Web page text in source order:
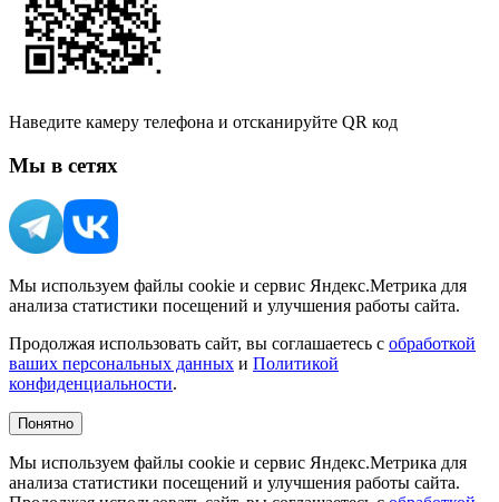
Наведите камеру телефона и отсканируйте QR код
Мы в сетях
Мы используем файлы cookie и сервис Яндекс.Метрика для
анализа статистики посещений и улучшения работы сайта.
Продолжая использовать сайт, вы соглашаетесь с обработкой
ваших персональных данных и Политикой
конфиденциальности.
Понятно
Мы используем файлы cookie и сервис Яндекс.Метрика для
анализа статистики посещений и улучшения работы сайта.